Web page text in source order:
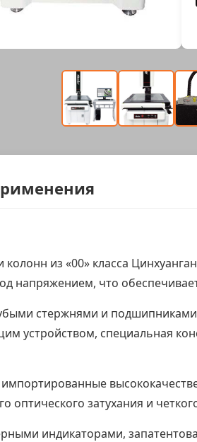
из «00» класса
напряжением, что
стержнями и
устройством, специальная
затухания и
индикаторами,